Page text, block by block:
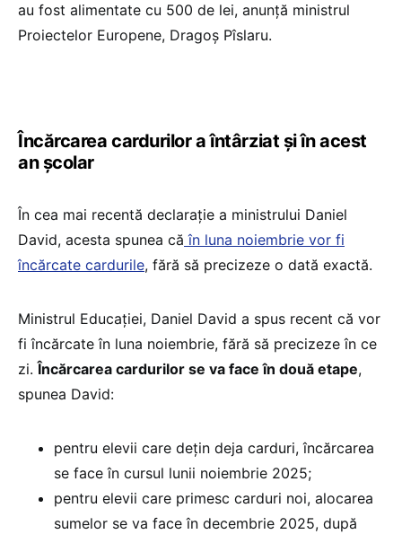
au fost alimentate cu 500 de lei, anunță ministrul
Proiectelor Europene, Dragoș Pîslaru.
Încărcarea cardurilor a întârziat și în acest
an școlar
În cea mai recentă declarație a ministrului Daniel
David, acesta spunea că în luna noiembrie vor fi
încărcate cardurile, fără să precizeze o dată exactă.
Ministrul Educației, Daniel David a spus recent că vor
fi încărcate în luna noiembrie, fără să precizeze în ce
zi.Încărcarea cardurilor se va face în două etape,
spunea David:
pentru elevii care dețin deja carduri, încărcarea
se face în cursul lunii noiembrie 2025;
pentru elevii care primesc carduri noi, alocarea
sumelor se va face în decembrie 2025, după